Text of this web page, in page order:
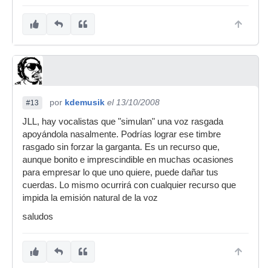
#13 por kdemusik el 13/10/2008
JLL, hay vocalistas que "simulan" una voz rasgada
apoyándola nasalmente. Podrías lograr ese timbre
rasgado sin forzar la garganta. Es un recurso que,
aunque bonito e imprescindible en muchas ocasiones
para empresar lo que uno quiere, puede dañar tus
cuerdas. Lo mismo ocurrirá con cualquier recurso que
impida la emisión natural de la voz
saludos